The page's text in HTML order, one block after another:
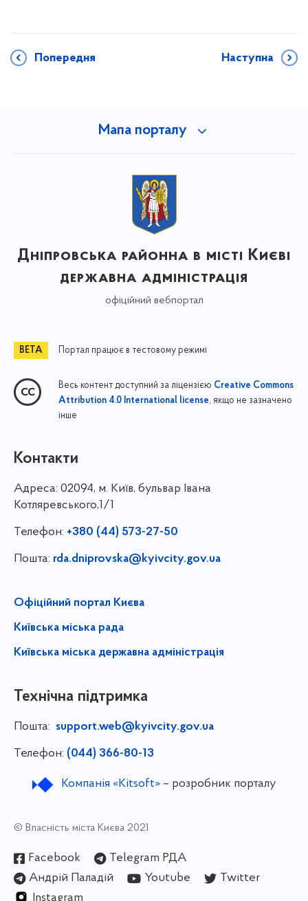
Попередня Наступна
Мапа порталу
Дніпровська районна в місті Києві
державна адміністрація
офіційний вебпортал
Портал працює в тестовому режимі
Весь контент доступний за ліцензією Creative Commons
Attribution 4.0 International license, якщо не зазначено
інше
Контакти
Адреса: 02094, м. Київ, бульвар Івана
Котляревського,1/1
Телефон: +380 (44) 573-27-50
Пошта: rda.dniprovska@kyivcity.gov.ua
Офіційний портал Києва
Київська міська рада
Київська міська державна адміністрація
Технічна підтримка
Пошта: support.web@kyivcity.gov.ua
Телефон: (044) 366-80-13
Компанія «Kitsoft»– розробник порталу
© Власність міста Києва 2021
Facebook
Telegram РДА
Андрій Паладій
Youtube
Twitter
Instagram